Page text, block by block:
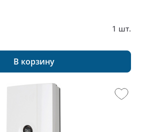
1 шт.
В корзину